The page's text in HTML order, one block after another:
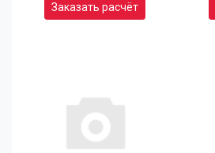
Заказать расчёт